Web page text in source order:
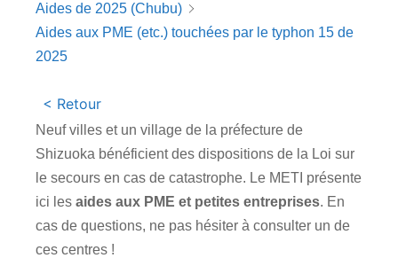
Aides de 2025 (Chubu)
Aides aux PME (etc.) touchées par le typhon 15 de
2025
< Retour
Neuf villes et un village de la préfecture de
Shizuoka bénéficient des dispositions de la Loi sur
le secours en cas de catastrophe. Le METI présente
ici les aides aux PME et petites entreprises. En
cas de questions, ne pas hésiter à consulter un de
ces centres !